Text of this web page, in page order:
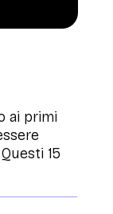
ai primi
15